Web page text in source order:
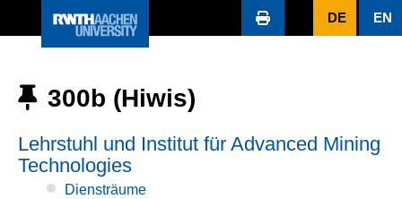
DE EN
300b (Hiwis)
Lehrstuhl und Institut für Advanced Mining
Technologies
Diensträume